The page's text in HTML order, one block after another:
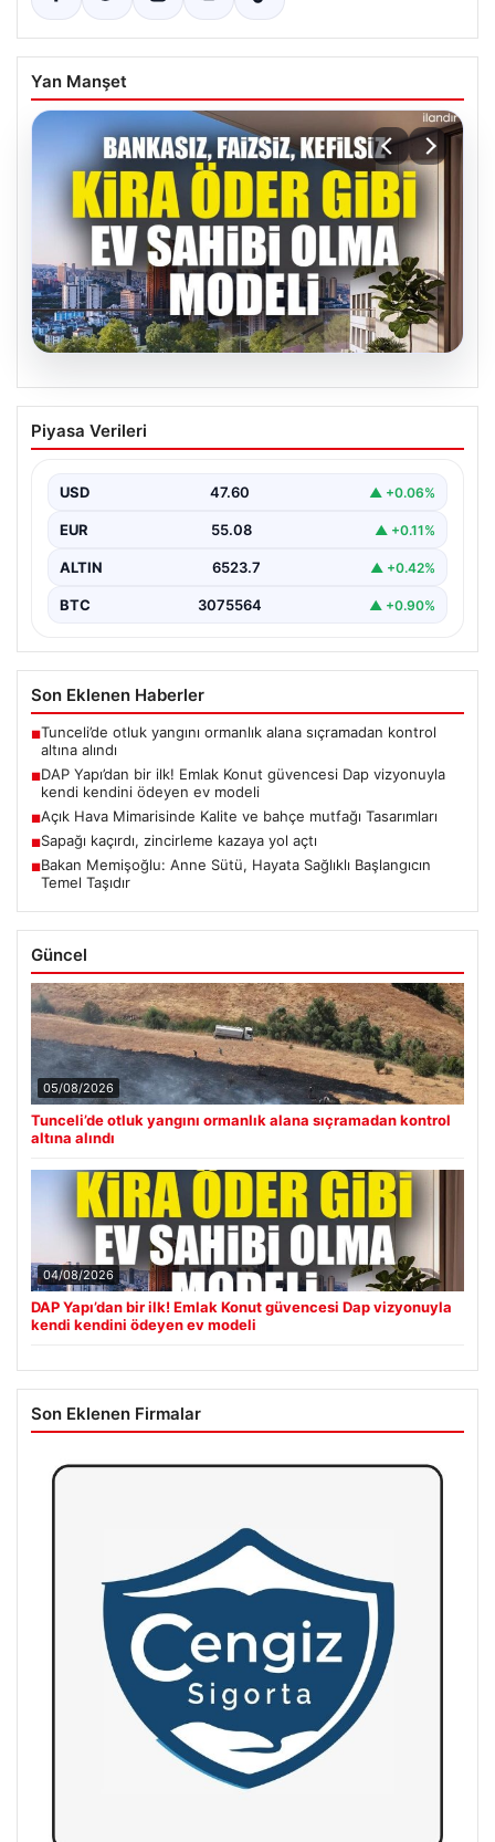
Yan Manşet
04.08.2026
DAP Yapı’dan bir ilk! Emlak Konut
güvencesi Dap vizyonuyla kendi
Piyasa Verileri
USD 47.60 ▲ +0.06%
EUR 55.08 ▲ +0.11%
ALTIN 6523.7 ▲ +0.42%
BTC 3075564 ▲ +0.90%
Son Eklenen Haberler
■Tunceli’de otluk yangını ormanlık alana sıçramadan kontrol
altına alındı
■DAP Yapı’dan bir ilk! Emlak Konut güvencesi Dap vizyonuyla
kendi kendini ödeyen ev modeli
■Açık Hava Mimarisinde Kalite ve bahçe mutfağı Tasarımları
■Sapağı kaçırdı, zincirleme kazaya yol açtı
■Bakan Memişoğlu: Anne Sütü, Hayata Sağlıklı Başlangıcın
Temel Taşıdır
Güncel
05/08/2026
Tunceli’de otluk yangını ormanlık alana sıçramadan kontrol
altına alındı
04/08/2026
DAP Yapı’dan bir ilk! Emlak Konut güvencesi Dap vizyonuyla
kendi kendini ödeyen ev modeli
Son Eklenen Firmalar